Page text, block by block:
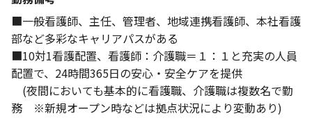
■一般看護師、主任、管理者、地域連携看護師、本社看護
部など多彩なキャリアパスがある
■10対1看護配置、看護師：介護職＝１：１と充実の人員
配置で、24時間365日の安心・安全ケアを提供
(夜間においても基本的に看護職、介護職は複数名で勤
務 ※新規オープン時などは拠点状況により変動あり)